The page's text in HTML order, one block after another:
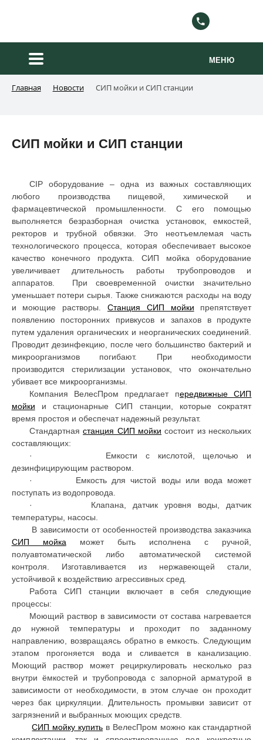
8 800 222-88-
МЕНЮ
Главная Новости СИП мойки и СИП станции
СИП мойки и СИП станции
CIP оборудование – одна из важных составляющих
любого производства пищевой, химической и
фармацевтической промышленности. С его помощью
выполняется безразборная очистка установок, емкостей,
ректоров и трубной обвязки. Это неотъемлемая часть
технологического процесса, которая обеспечивает высокое
качество конечного продукта. СИП мойка оборудование
увеличивает длительность работы трубопроводов и
аппаратов. При своевременной очистки значительно
уменьшает потери сырья. Также снижаются расходы на воду
и моющие растворы. Станция СИП мойки препятствует
появлению посторонних привкусов и запахов в продукте
путем удаления органических и неорганических соединений.
Проводит дезинфекцию, после чего большинство бактерий и
микроорганизмов погибают. При необходимости
производится стерилизации установок, что окончательно
убивает все микроорганизмы.
Компания ВелесПром предлагает передвижные СИП
мойки и стационарные СИП станции, которые сократят
время простоя и обеспечат надежный результат.
Стандартнаястанция СИП мойки состоит из нескольких
составляющих:
· Емкости с кислотой, щелочью и
дезинфицирующим раствором.
· Емкость для чистой воды или вода может
поступать из водопровода.
· Клапана, датчик уровня воды, датчик
температуры, насосы.
В зависимости от особенностей производства заказчика
СИП мойка может быть исполнена с ручной,
полуавтоматической либо автоматической системой
контроля. Изготавливается из нержавеющей стали,
устойчивой к воздействию агрессивных сред.
Работа СИП станции включает в себя следующие
процессы:
Моющий раствор в зависимости от состава нагревается
до нужной температуры и проходит по заданному
направлению, возвращаясь обратно в емкость. Следующим
этапом прогоняется вода и сливается в канализацию.
Моющий раствор может рециркулировать несколько раз
внутри ёмкостей и трубопровода с запорной арматурой в
зависимости от необходимости, в этом случае он проходит
через бак циркуляции. Длительность промывки зависит от
загрязнений и выбранных моющих средств.
СИП мойку купить в ВелесПром можно как стандартной